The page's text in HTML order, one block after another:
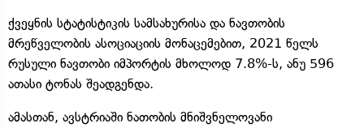
ქვეყნის სტატისტიკის სამსახურისა და ნავთობის
მრეწველობის ასოციაციის მონაცემებით, 2021 წელს
რუსული ნავთობი იმპორტის მხოლოდ 7.8%-ს, ანუ 596
ათასი ტონას შეადგენდა.
ამასთან, ავსტრიაში ნათობის მნიშვნელოვანი